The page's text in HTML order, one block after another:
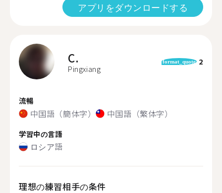
アプリをダウンロードする
C.
Pingxiang
format_quote 2
流暢
中国語（簡体字） 中国語（繁体字）
学習中の言語
ロシア語
理想の練習相手の条件